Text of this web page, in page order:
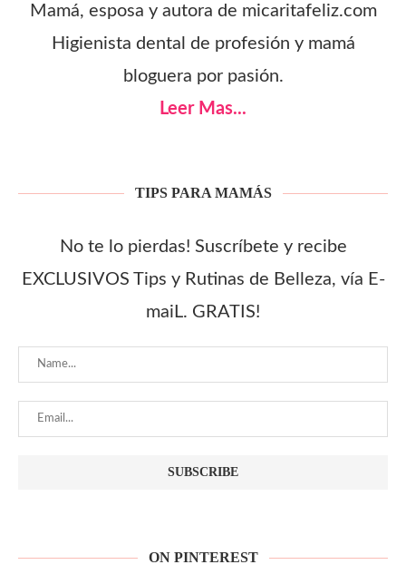
Mamá, esposa y autora de micaritafeliz.com
Higienista dental de profesión y mamá
bloguera por pasión.
Leer Mas...
TIPS PARA MAMÁS
No te lo pierdas! Suscríbete y recibe
EXCLUSIVOS Tips y Rutinas de Belleza, vía E-
maiL. GRATIS!
ON PINTEREST